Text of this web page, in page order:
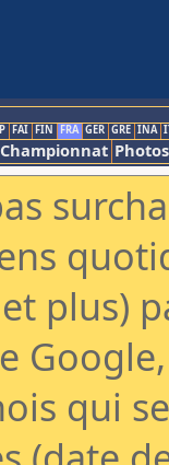
FAI FIN FRA GER GRE INA
Photos
plus)
qui